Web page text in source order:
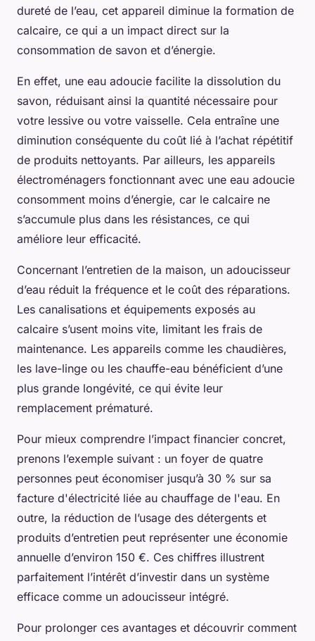
dureté de l’eau, cet appareil diminue la formation de
calcaire, ce qui a un impact direct sur la
consommation de savon et d’énergie.
En effet, une eau adoucie facilite la dissolution du
savon, réduisant ainsi la quantité nécessaire pour
votre lessive ou votre vaisselle. Cela entraîne une
diminution conséquente du coût lié à l’achat répétitif
de produits nettoyants. Par ailleurs, les appareils
électroménagers fonctionnant avec une eau adoucie
consomment moins d’énergie, car le calcaire ne
s’accumule plus dans les résistances, ce qui
améliore leur efficacité.
Concernant l’entretien de la maison, un adoucisseur
d’eau réduit la fréquence et le coût des réparations.
Les canalisations et équipements exposés au
calcaire s’usent moins vite, limitant les frais de
maintenance. Les appareils comme les chaudières,
les lave-linge ou les chauffe-eau bénéficient d’une
plus grande longévité, ce qui évite leur
remplacement prématuré.
Pour mieux comprendre l’impact financier concret,
prenons l’exemple suivant : un foyer de quatre
personnes peut économiser jusqu’à 30 % sur sa
facture d'électricité liée au chauffage de l'eau. En
outre, la réduction de l’usage des détergents et
produits d’entretien peut représenter une économie
annuelle d’environ 150 €. Ces chiffres illustrent
parfaitement l’intérêt d’investir dans un système
efficace comme un adoucisseur intégré.
Pour prolonger ces avantages et découvrir comment